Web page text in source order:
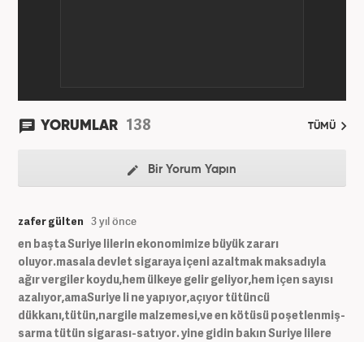
YORUMLAR 138 TÜMÜ
Bir Yorum Yapın
zafer gülten 3 yıl önce
en başta Suriye lilerin ekonomimize büyük zararı
oluyor.masala devlet sigaraya içeni azaltmak maksadıyla
ağır vergiler koydu,hem ülkeye gelir geliyor,hem içen sayısı
azalıyor,amaSuriye li ne yapıyor,açıyor tütüncü
dükkanı,tütün,nargile malzemesi,ve en kötüsü poşetlenmiş-
sarma tütün sigarası-satıyor. yine gidin bakın Suriye lilere